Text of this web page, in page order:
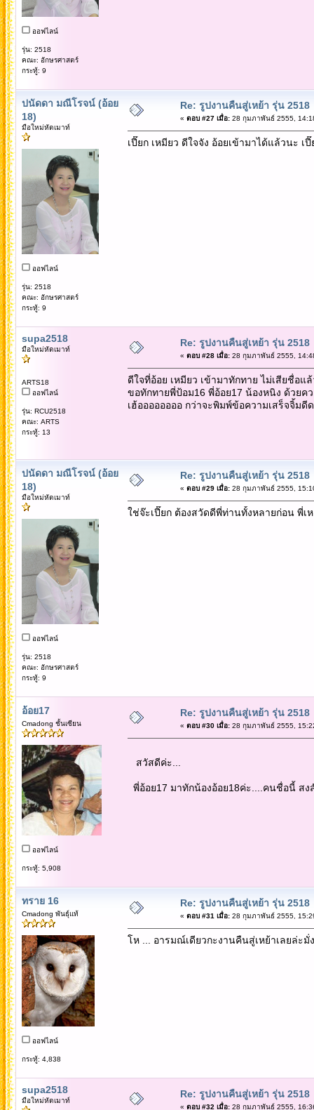
ออฟไลน์
รุ่น: 2518
คณะ: อักษรศาสตร์
กระทู้: 9
ปนัดดา มณีโรจน์ (อ้อย
18)
มือใหม่หัดเมาท์
ออฟไลน์
รุ่น: 2518
คณะ: อักษรศาสตร์
กระทู้: 9
Re: รูปงานคืนสู่เหย้า รุ่น 2518
« ตอบ #27 เมื่อ:28 กุมภาพันธ์ 2555,
เปี๊ยก เหมียว ดีใจจัง อ้อยเข้ามาได้แล้วนะ เ
supa2518
มือใหม่หัดเมาท์
ARTS18
ออฟไลน์
รุ่น: RCU2518
คณะ: ARTS
กระทู้: 13
Re: รูปงานคืนสู่เหย้า รุ่น 2518
« ตอบ #28 เมื่อ:28 กุมภาพันธ์ 2555,
ดีใจที่อ้อย เหมียว เข้ามาทักทาย ไม่เสียชื่อแ
ขอทักทายพี่ป้อม16 พี่อ้อย17 น้องหนิง ด้วย
เฮ้ออออออออ กว่าจะพิมพ์ข้อความเสร็จจิ้ม
ปนัดดา มณีโรจน์ (อ้อย
18)
มือใหม่หัดเมาท์
ออฟไลน์
รุ่น: 2518
คณะ: อักษรศาสตร์
กระทู้: 9
Re: รูปงานคืนสู่เหย้า รุ่น 2518
« ตอบ #29 เมื่อ:28 กุมภาพันธ์ 2555,
ใช่จ๊ะเปี๊ยก ต้องสวัดดีพี่ท่านทั้งหลายก่อน พี่
อ้อย17
Cmadong ชั้นเซียน
ออฟไลน์
กระทู้: 5,908
Re: รูปงานคืนสู่เหย้า รุ่น 2518
« ตอบ #30 เมื่อ:28 กุมภาพันธ์ 2555,
สวัสดีค่ะ...
พี่อ้อย17 มาทักน้องอ้อย18ค่ะ....คนชื่อนี้ สง
ทราย 16
Cmadong พันธุ์แท้
ออฟไลน์
กระทู้: 4,838
Re: รูปงานคืนสู่เหย้า รุ่น 2518
« ตอบ #31 เมื่อ:28 กุมภาพันธ์ 2555,
โห ... อารมณ์เดียวกะงานคืนสู่เหย้าเลยล่ะมั่
supa2518
มือใหม่หัดเมาท์
Re: รูปงานคืนสู่เหย้า รุ่น 2518
« ตอบ #32 เมื่อ:28 กุมภาพันธ์ 2555,